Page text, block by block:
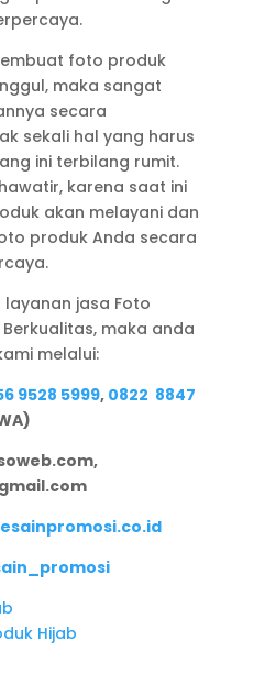
foto produk
maka sangat
secara
sekali hal yang harus
ini terbilang rumit.
karena saat ini
akan melayani dan
produk Anda secara
jasa Foto
maka anda
melalui:
9528 5999, 0822 8847